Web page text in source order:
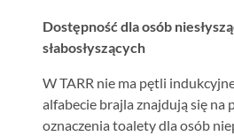
Dostępność dla osób
słabosłyszących
W TARR nie ma pętli
alfabecie brajla znajdują się na
oznaczenia toalety dla osób